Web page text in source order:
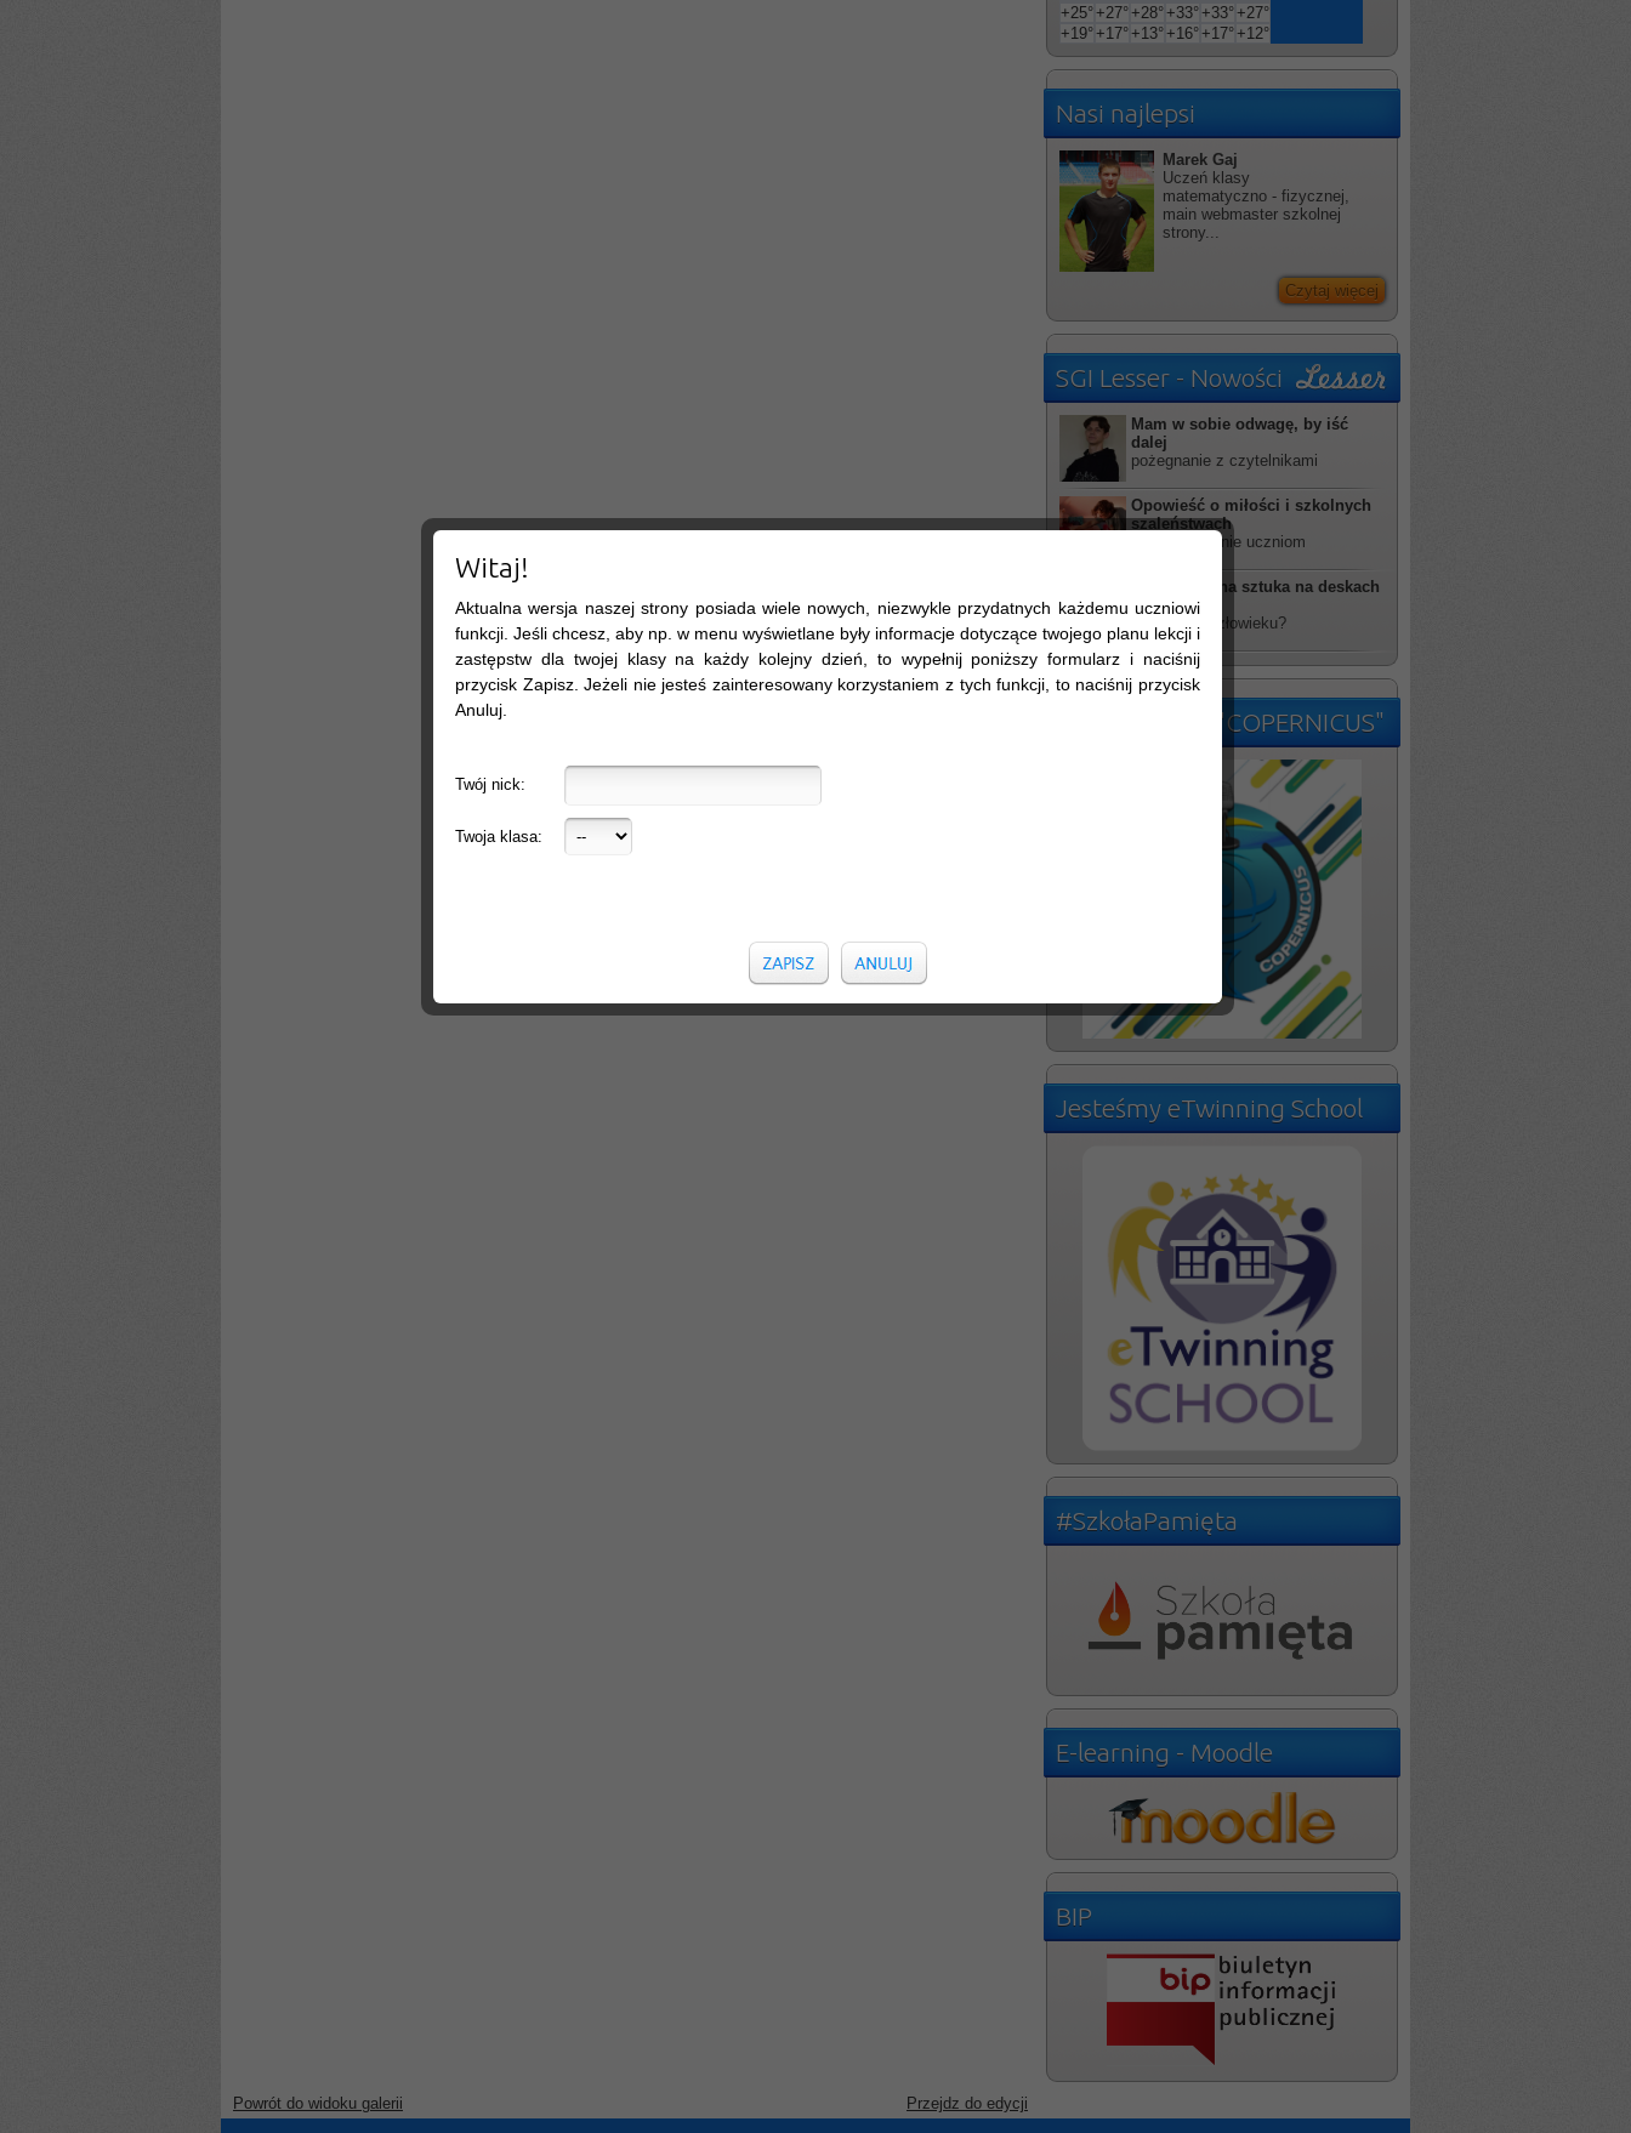
+25°+27°+28°+33°+33°+27°
+19°+17°+13°+16°+17°+12°
Nasi najlepsi
Marek Gaj
Uczeń klasy
matematyczno - fizycznej,
main webmaster szkolnej
strony...
Czytaj więcej
SGI Lesser - Nowości
Mam w sobie odwagę, by iść
dalej
pożegnanie z czytelnikami
Opowieść o miłości i szkolnych
szaleństwach
rzucił wyzwanie uczniom
Futurystyczna sztuka na deskach
TDK
kim jesteś człowieku?
Szkolne Radio "COPERNICUS"
Jesteśmy eTwinning School
#SzkołaPamięta
E-learning - Moodle
BIP
Powrót do widoku galerii Przejdz do edycji
Witaj!
Aktualna wersja naszej strony posiada wiele nowych, niezwykle przydatnych każdemu uczniowi
funkcji. Jeśli chcesz, aby np. w menu wyświetlane były informacje dotyczące twojego planu lekcji i
zastępstw dla twojej klasy na każdy kolejny dzień, to wypełnij poniższy formularz i naciśnij
przycisk Zapisz. Jeżeli nie jesteś zainteresowany korzystaniem z tych funkcji, to naciśnij przycisk
Anuluj.
Twój nick:
Twoja klasa: